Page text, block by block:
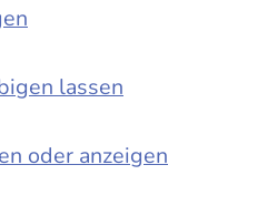
lassen
oder anzeigen